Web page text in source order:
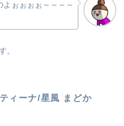
ぉぉぉぉ～～～～
。
ィーナ/星風 まどか